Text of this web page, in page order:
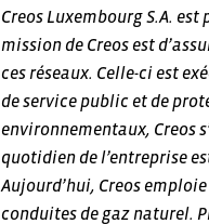
Creos Luxembourg S.A.
mission de Creos est
ces réseaux. Celle-ci est
de service public et de
environnementaux, Creos
quotidien de l’entreprise
Aujourd’hui, Creos
conduites de gaz naturel.